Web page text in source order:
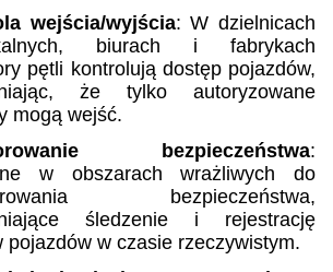
wejścia/wyjścia: W dzielnicach
biurach i fabrykach
pętli kontrolują dostęp pojazdów,
że tylko autoryzowane
mogą wejść.
bezpieczeństwa:
w obszarach wrażliwych do
bezpieczeństwa,
śledzenie i rejestrację
pojazdów w czasie rzeczywistym.